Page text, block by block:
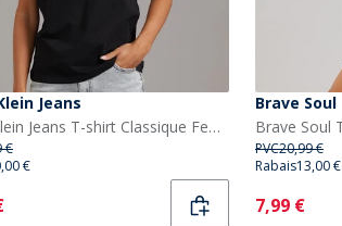
Jeans
Calvin Klein Jeans T-shirt Classique Femme avec Logo Noir
€
€
Brave Soul
PVC20,99 €
Rabais13,00 €
Current
7,99 €